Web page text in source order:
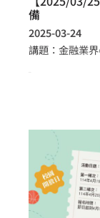
備
2025-03-24
講題：金融業